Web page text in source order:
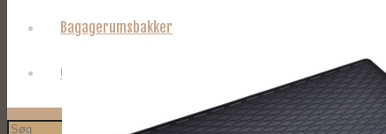
Bagagerumsbakker
Om Tages.dk